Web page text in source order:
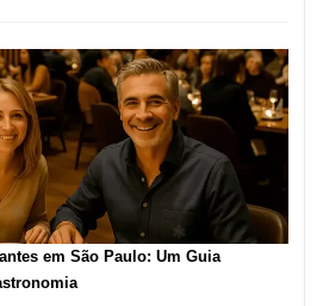
Pizzaria:
tradição
em
pizza
artesanal
forno
à
em São Paulo: Um Guia